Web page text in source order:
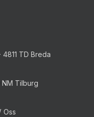
TD Breda
Tilburg
Oss